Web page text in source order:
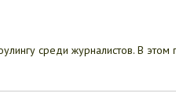
среди журналистов. В этом